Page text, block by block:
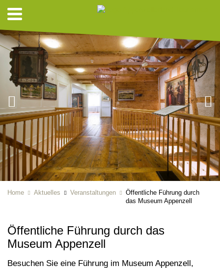
Home Aktuelles Veranstaltungen
Öffentliche Führung durch
das Museum Appenzell
Öffentliche Führung durch das
Museum Appenzell
Besuchen Sie eine Führung im Museum Appenzell,